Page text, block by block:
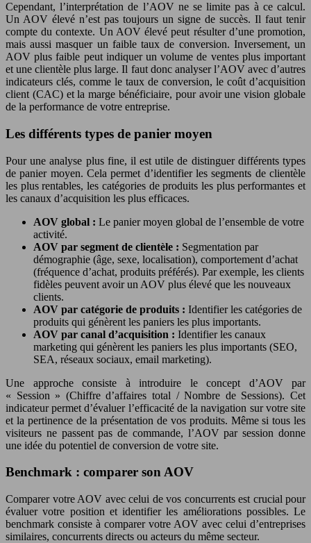
Cependant, l’interprétation de l’AOV ne se limite pas à ce calcul.
Un AOV élevé n’est pas toujours un signe de succès. Il faut tenir
compte du contexte. Un AOV élevé peut résulter d’une promotion,
mais aussi masquer un faible taux de conversion. Inversement, un
AOV plus faible peut indiquer un volume de ventes plus important
et une clientèle plus large. Il faut donc analyser l’AOV avec d’autres
indicateurs clés, comme le taux de conversion, le coût d’acquisition
client (CAC) et la marge bénéficiaire, pour avoir une vision globale
de la performance de votre entreprise.
Les différents types de panier moyen
Pour une analyse plus fine, il est utile de distinguer différents types
de panier moyen. Cela permet d’identifier les segments de clientèle
les plus rentables, les catégories de produits les plus performantes et
les canaux d’acquisition les plus efficaces.
AOV global : Le panier moyen global de l’ensemble de votre
activité.
AOV par segment de clientèle : Segmentation par
démographie (âge, sexe, localisation), comportement d’achat
(fréquence d’achat, produits préférés). Par exemple, les clients
fidèles peuvent avoir un AOV plus élevé que les nouveaux
clients.
AOV par catégorie de produits : Identifier les catégories de
produits qui génèrent les paniers les plus importants.
AOV par canal d’acquisition : Identifier les canaux
marketing qui génèrent les paniers les plus importants (SEO,
SEA, réseaux sociaux, email marketing).
Une approche consiste à introduire le concept d’AOV par
« Session » (Chiffre d’affaires total / Nombre de Sessions). Cet
indicateur permet d’évaluer l’efficacité de la navigation sur votre site
et la pertinence de la présentation de vos produits. Même si tous les
visiteurs ne passent pas de commande, l’AOV par session donne
une idée du potentiel de conversion de votre site.
Benchmark : comparer son AOV
Comparer votre AOV avec celui de vos concurrents est crucial pour
évaluer votre position et identifier les améliorations possibles. Le
benchmark consiste à comparer votre AOV avec celui d’entreprises
similaires, concurrents directs ou acteurs du même secteur.